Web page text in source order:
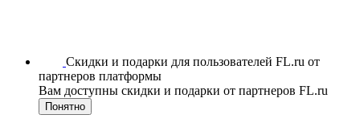
Скидки и подарки для пользователей FL.ru от
партнеров платформы
Вам доступны скидки и подарки от партнеров FL.ru
Понятно